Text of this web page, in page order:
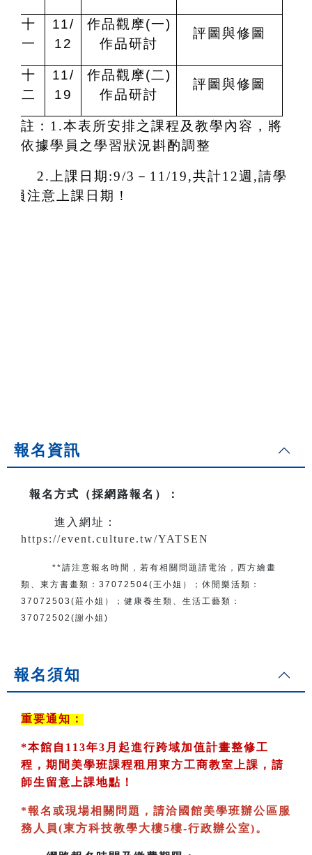
十
一
11/
12
作品觀摩(一)
作品研討
評圖與修圖
十
二
11/
19
作品觀摩(二)
作品研討
評圖與修圖
註：1.本表所安排之課程及教學內容，將
依據學員之學習狀況斟酌調整
2.上課日期:9/3－11/19,共計12週,請學
員注意上課日期！
報名資訊
報名方式（採網路報名） ：
進入網址：
https://event.culture.tw/YATSEN
**請注意報名時間，若有相關問題 請電洽 ， 西方繪畫
類、東方書畫類： 37072504(王小姐） ； 休閒樂活類：
37072503(莊小姐）； 健康養生類、生活工藝類：
37072502(謝小姐)
報名須知
重要通知：
*本館自113年3月起進行跨域加值計畫整修工
程，期間美學班課程租用東方工商教室
上課，請
師生留意上課地點！
*報名或現場相關問題，請洽國館美學班辦公區服
務人員(東方科技教學大樓5樓-行政辦公室)。